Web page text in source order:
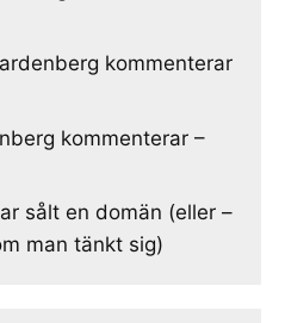
kommenterar
kommenterar –
sålt en domän (eller –
man tänkt sig)